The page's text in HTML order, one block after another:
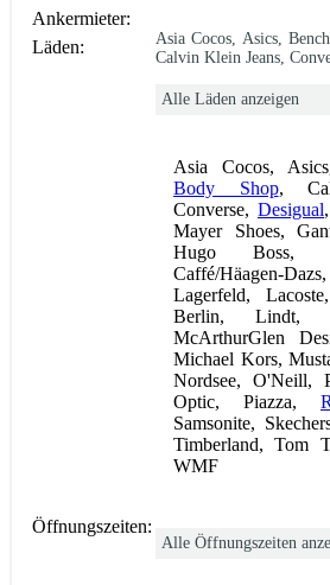
Ankermieter:
Läden:
Asia Cocos, Asics,
Calvin Klein Jeans,
Alle Läden anzeigen
Asia Cocos,
Body Shop,
Converse, Desigual
Mayer Shoes,
Hugo Boss,
Caffé/Häagen-
Lagerfeld,
Berlin, Lindt,
McArthurGlen
Michael Kors,
Nordsee, O'Neill,
Optic, Piazza,
Samsonite,
Timberland, Tom
WMF
Öffnungszeiten:
Alle Öffnungszeiten